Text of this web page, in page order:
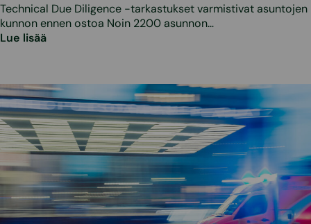
Technical Due Diligence -tarkastukset varmistivat asuntojen
kunnon ennen ostoa Noin 2200 asunnon…
Lue lisää